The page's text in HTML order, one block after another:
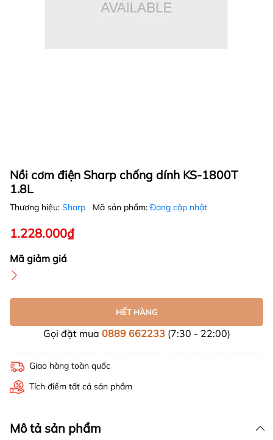
Nồi cơm điện Sharp chống dính KS-1800T
1.8L
Thương hiệu: Sharp Mã sản phẩm: Đang cập nhật
1.228.000₫
Mã giảm giá
HẾT HÀNG
Gọi đặt mua 0889 662233(7:30 - 22:00)
Giao hàng toàn quốc
Tích điểm tất cả sản phẩm
Mô tả sản phẩm